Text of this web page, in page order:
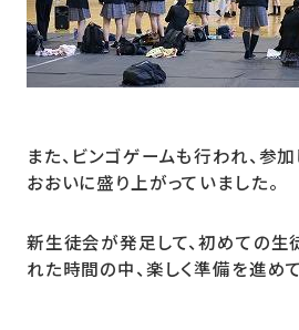
また、ビンゴゲームも行われ、参
おおいに盛り上がっていました。
新生徒会が発足して、初めての生
れた時間の中、楽しく準備を進めて